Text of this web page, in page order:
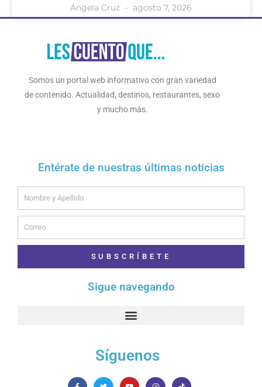
Ángela Cruz agosto 7, 2026
Somos un portal web informativo con gran variedad
de contenido. Actualidad, destinos, restaurantes, sexo
y mucho más.
Entérate de nuestras últimas noticias
SUBSCRÍBETE
Sigue navegando
Síguenos
F
T
Y
I
T